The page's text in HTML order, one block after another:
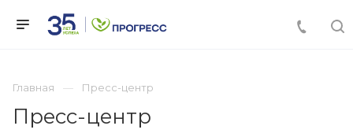
Главная Пресс-центр
Пресс-центр